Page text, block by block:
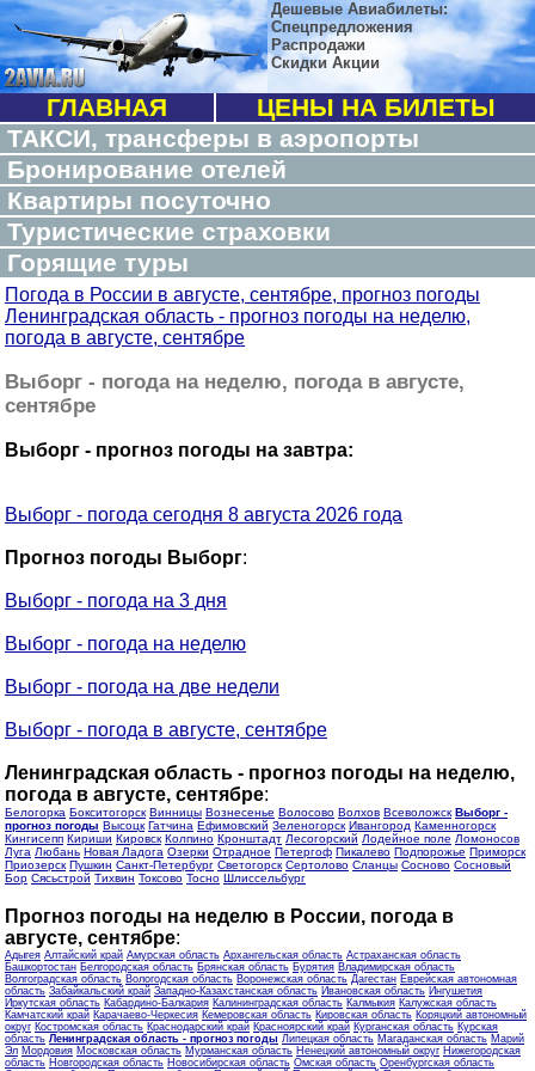
Дешевые Авиабилеты:
Спецпредложения
Распродажи
Скидки Акции
ГЛАВНАЯ
ЦЕНЫ НА БИЛЕТЫ
ТАКСИ, трансферы в аэропорты
Бронирование отелей
Квартиры посуточно
Туристические страховки
Горящие туры
Погода в России в августе, сентябре, прогноз погоды
Ленинградская область - прогноз погоды на неделю,
погода в августе, сентябре
Выборг - погода на неделю, погода в августе,
сентябре
Выборг - прогноз погоды на завтра:
Выборг - погода сегодня 8 августа 2026 года
Прогноз погоды Выборг:
Выборг - погода на 3 дня
Выборг - погода на неделю
Выборг - погода на две недели
Выборг - погода в августе, сентябре
Ленинградская область - прогноз погоды на неделю,
погода в августе, сентябре:
Белогорка Бокситогорск Винницы Вознесенье Волосово Волхов Всеволожск Выборг -
прогноз погоды Высоцк Гатчина Ефимовский Зеленогорск Ивангород Каменногорск
Кингисепп Кириши Кировск Колпино Кронштадт Лесогорский Лодейное поле Ломоносов
Луга Любань Новая Ладога Озерки Отрадное Петергоф Пикалево Подпорожье Приморск
Приозерск Пушкин Санкт-Петербург Светогорск Сертолово Сланцы Сосново Сосновый
Бор Сясьстрой Тихвин Токсово Тосно Шлиссельбург
Прогноз погоды на неделю в России, погода в
августе, сентябре:
Адыгея Алтайский край Амурская область Архангельская область Астраханская область
Башкортостан Белгородская область Брянская область Бурятия Владимирская область
Волгоградская область Вологодская область Воронежская область Дагестан Еврейская автономная
область Забайкальский край Западно-Казахстанская область Ивановская область Ингушетия
Иркутская область Кабардино-Балкария Калининградская область Калмыкия Калужская область
Камчатский край Карачаево-Черкесия Кемеровская область Кировская область Коряцкий автономный
округ Костромская область Краснодарский край Красноярский край Курганская область Курская
область Ленинградская область - прогноз погоды Липецкая область Магаданская область Марий
Эл Мордовия Московская область Мурманская область Ненецкий автономный округ Нижегородская
область Новгородская область Новосибирская область Омская область Оренбургская область